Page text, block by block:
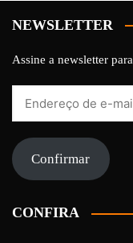
NEWSLETTER
Assine a newsletter
mail Confirmar
CONFIRA